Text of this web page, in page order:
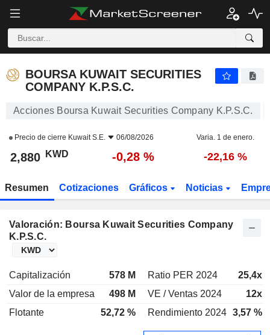
BOURSA KUWAIT SECURITIES
COMPANY K.P.S.C.
Acciones Boursa Kuwait Securities Company K.P.S.C.
Precio de cierre Kuwait S.E. 06/08/2026 Varia. 1 de enero.
2,880 KWD -0,28 % -22,16 %
Resumen Cotizaciones Gráficos Noticias
Valoración: Boursa Kuwait Securities Company
K.P.S.C.
Capitalización 578 M Ratio PER 2024
25,4x
Valor de la empresa
498 M VE / Ventas 2024
12x
Flotante
52,72 % Rendimiento 2024 3,57 %